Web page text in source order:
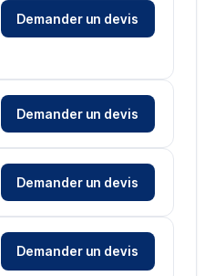
Demander un devis
Demander un devis
Demander un devis
Demander un devis